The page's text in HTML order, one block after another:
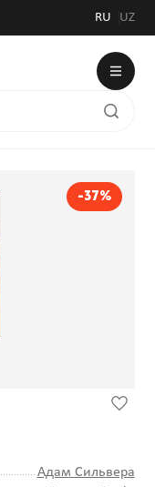
RU UZ
-37%
Адам Сильвера